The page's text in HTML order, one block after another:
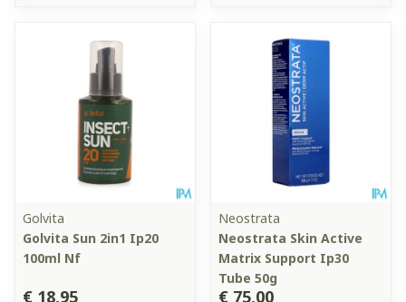
Golvita
Golvita Sun 2in1 Ip20
100ml Nf
€ 18,95
Neostrata
Neostrata Skin Active
Matrix Support Ip30
Tube 50g
€ 75,00